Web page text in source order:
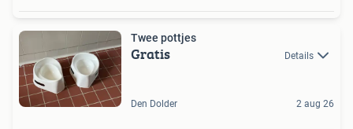
Twee pottjes
Gratis Details
Den Dolder 2 aug 26